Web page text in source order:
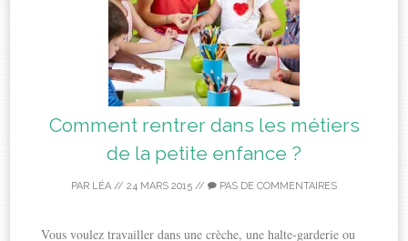
Comment rentrer dans les métiers
de la petite enfance ?
PAR LÉA // 24 MARS 2015 // PAS DE COMMENTAIRES
Vous voulez travailler dans une crèche, une halte-garderie ou